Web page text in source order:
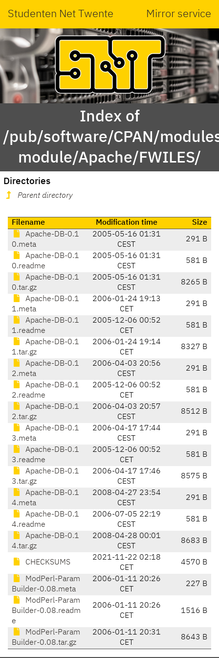
Studenten Net Twente Mirror service
Index of
/pub/software/CPAN/
module/Apache/FWILES/
Directories
Parent directory
Filename Modification time
Size
Apache-DB-0.1
0.meta
2005-05-16 01:31
CEST
291 B
Apache-DB-0.1
0.readme
2005-05-16 01:31
CEST
581 B
Apache-DB-0.1
0.tar.gz
2005-05-16 01:31
CEST
8265 B
Apache-DB-0.1
1.meta
2006-01-24 19:13
CET
291 B
Apache-DB-0.1
1.readme
2005-12-06 00:52
CET
581 B
Apache-DB-0.1
1.tar.gz
2006-01-24 19:14
CET
8327 B
Apache-DB-0.1
2.meta
2006-04-03 20:56
CEST
291 B
Apache-DB-0.1
2.readme
2005-12-06 00:52
CET
581 B
Apache-DB-0.1
2.tar.gz
2006-04-03 20:57
CEST
8512 B
Apache-DB-0.1
3.meta
2006-04-17 17:44
CEST
291 B
Apache-DB-0.1
3.readme
2005-12-06 00:52
CET
581 B
Apache-DB-0.1
3.tar.gz
2006-04-17 17:46
CEST
8575 B
Apache-DB-0.1
4.meta
2008-04-27 23:54
CEST
291 B
Apache-DB-0.1
4.readme
2006-07-05 22:19
CEST
581 B
Apache-DB-0.1
4.tar.gz
2008-04-28 00:01
CEST
8683 B
CHECKSUMS
2021-11-22 02:18
CET
4570 B
ModPerl-Param
Builder-0.08.meta
2006-01-11 20:26
CET
227 B
ModPerl-Param
Builder-0.08.readm
e
2006-01-11 20:26
CET
1516 B
ModPerl-Param
Builder-0.08.tar.gz
2006-01-11 20:31
CET
8643 B